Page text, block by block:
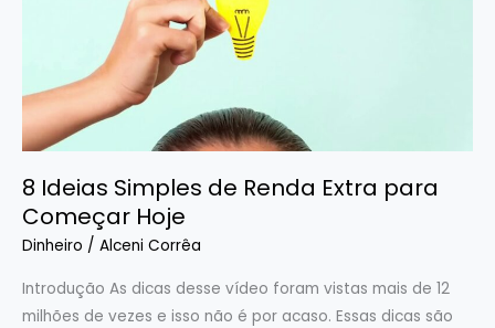
8 Ideias Simples de Renda Extra para
Começar Hoje
Dinheiro / Alceni Corrêa
Introdução As dicas desse vídeo foram vistas mais de 12
milhões de vezes e isso não é por acaso. Essas dicas são
Começar
Hoje